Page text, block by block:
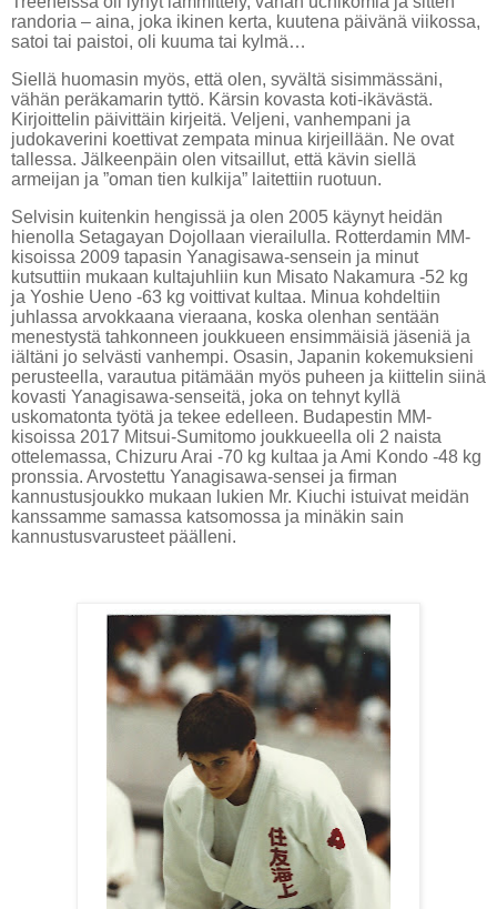
randoria – aina, joka ikinen kerta, kuutena päivänä viikossa,
satoi tai paistoi, oli kuuma tai kylmä…
Siellä huomasin myös, että olen, syvältä sisimmässäni,
vähän peräkamarin tyttö. Kärsin kovasta koti-ikävästä.
Kirjoittelin päivittäin kirjeitä. Veljeni, vanhempani ja
judokaverini koettivat zempata minua kirjeillään. Ne ovat
tallessa. Jälkeenpäin olen vitsaillut, että kävin siellä
armeijan ja ”oman tien kulkija” laitettiin ruotuun.
Selvisin kuitenkin hengissä ja olen 2005 käynyt heidän
hienolla Setagayan Dojollaan vierailulla. Rotterdamin MM-
kisoissa 2009 tapasin Yanagisawa-sensein ja minut
kutsuttiin mukaan kultajuhliin kun Misato Nakamura -52 kg
ja Yoshie Ueno -63 kg voittivat kultaa. Minua kohdeltiin
juhlassa arvokkaana vieraana, koska olenhan sentään
menestystä tahkonneen joukkueen ensimmäisiä jäseniä ja
iältäni jo selvästi vanhempi. Osasin, Japanin kokemuksieni
perusteella, varautua pitämään myös puheen ja kiittelin siinä
kovasti Yanagisawa-senseitä, joka on tehnyt kyllä
uskomatonta työtä ja tekee edelleen. Budapestin MM-
kisoissa 2017 Mitsui-Sumitomo joukkueella oli 2 naista
ottelemassa, Chizuru Arai -70 kg kultaa ja Ami Kondo -48 kg
pronssia. Arvostettu Yanagisawa-sensei ja firman
kannustusjoukko mukaan lukien Mr. Kiuchi istuivat meidän
kanssamme samassa katsomossa ja minäkin sain
kannustusvarusteet päälleni.